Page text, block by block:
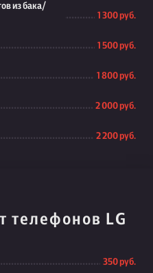
из бака/
1 300 руб.
1 500 руб.
1 800 руб.
2 000 руб.
2 200 руб.
телефонов LG
350 руб.